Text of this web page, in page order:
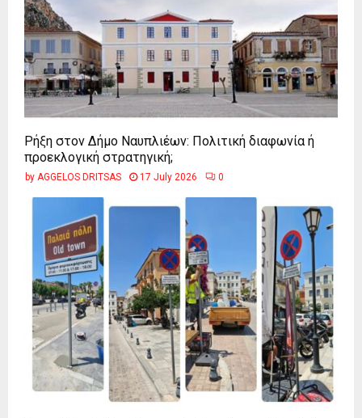
Ρήξη στον Δήμο Ναυπλιέων: Πολιτική διαφωνία ή
προεκλογική στρατηγική;
by AGGELOS DRITSAS 17 July 2026 0